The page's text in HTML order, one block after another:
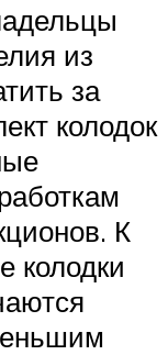
из
за
колодок
К
колодки